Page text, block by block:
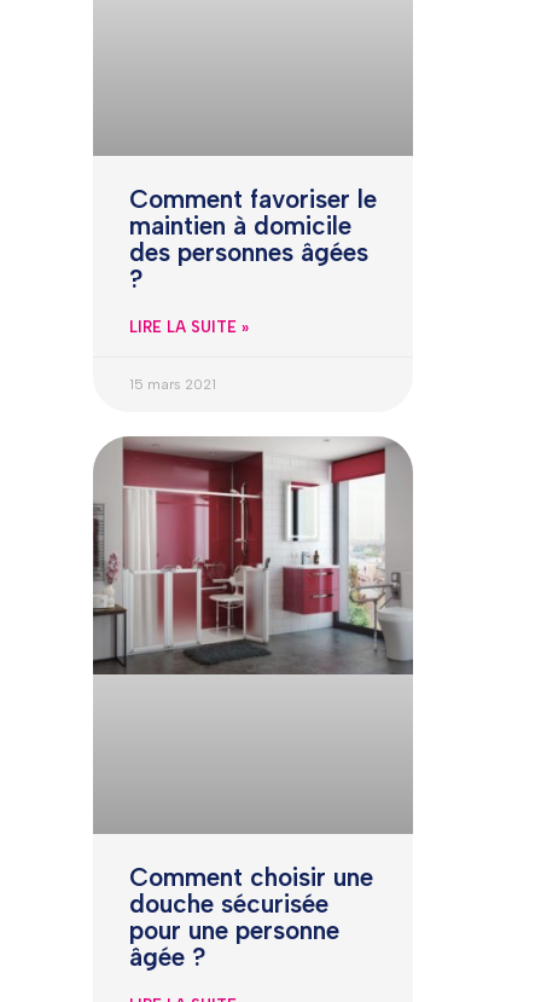
Comment favoriser le
maintien à domicile
des personnes âgées
?
LIRE LA SUITE »
15 mars 2021
Comment choisir une
douche sécurisée
pour une personne
âgée ?